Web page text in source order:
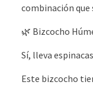
combinación que
🌿 Bizcocho
Sí, lleva
Este bizcocho